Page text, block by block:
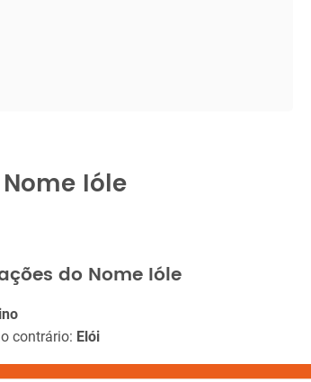
Ióle
do Nome Ióle
contrário: Elói